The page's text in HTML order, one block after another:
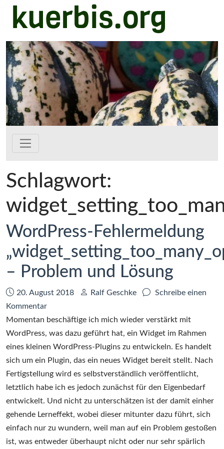
Zum Hauptinhalt springen
kuerbis.org
Schlagwort:
WordPress-Fehlermeldung
– Problem und Lösung
Datum:
20. August 2018 Autor:
Ralf Geschke
Schreibe einen
Kommentarzu
WordPress-
Fehlermeldung
„widget_setting_too_many_options“
–
Problem
und
Lösung
Momentan beschäftige ich mich wieder verstärkt mit
WordPress, was dazu geführt hat, ein Widget im Rahmen
eines kleinen WordPress-Plugins zu entwickeln. Es handelt
sich um ein Plugin, das ein neues Widget bereit stellt. Nach
Fertigstellung wird es selbstverständlich veröffentlicht,
letztlich habe ich es jedoch zunächst für den Eigenbedarf
entwickelt. Und nicht zu unterschätzen ist der damit einher
gehende Lerneffekt, wobei dieser mitunter dazu führt, sich
einfach nur zu wundern, weil man auf ein Problem gestoßen
ist, was entweder überhaupt nicht oder nur sehr spärlich